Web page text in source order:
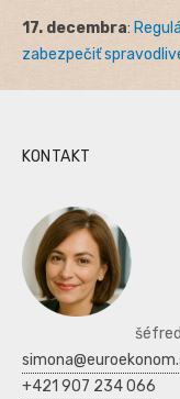
17. decembra:
zabezpečiť
KONTAKT
+421 907 234 066